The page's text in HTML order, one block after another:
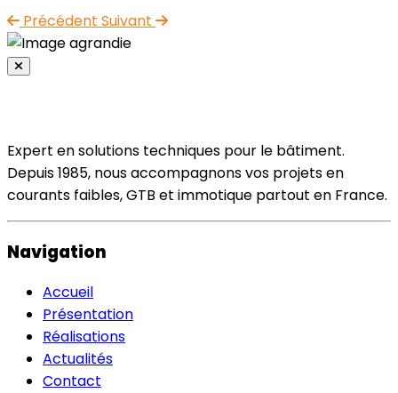
Précédent Suivant
Expert en solutions techniques pour le bâtiment.
Depuis 1985, nous accompagnons vos projets en
courants faibles, GTB et immotique partout en France.
Navigation
Accueil
Présentation
Réalisations
Actualités
Contact